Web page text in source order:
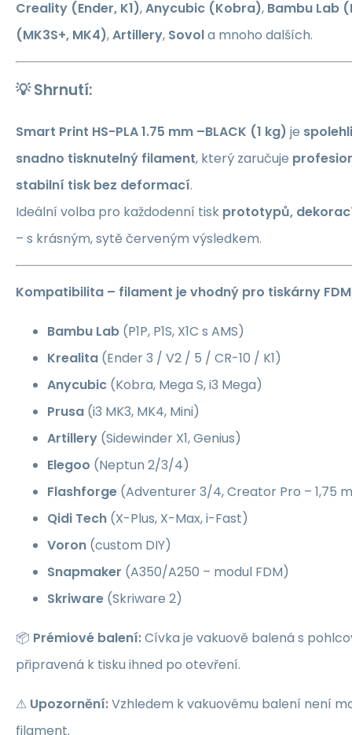
Creality (Ender, K1),Anycubic (Kobra), Bambu Lab
(MK3S+, MK4),Artillery, Sovola mnoho dalších.
💡Shrnutí:
Smart Print HS-PLA 1.75 mm –BLACK (1 kg) je
snadno tisknutelný filament, který zaručuje
stabilní tisk bez deformací.
Ideální volba pro každodenní tisk prototypů,
– s krásným, sytě červeným výsledkem.
Kompatibilita – filament je vhodný pro tiskárny
Bambu Lab (P1P, P1S, X1C s AMS)
Krealita (Ender 3 / V2 / 5 / CR-10 / K1)
Anycubic (Kobra, Mega S, i3 Mega)
Prusa (i3 MK3, MK4, Mini)
Artillery (Sidewinder X1, Genius)
Elegoo (Neptun 2/3/4)
Flashforge (Adventurer 3/4, Creator Pro – 1,75
Qidi Tech (X-Plus, X-Max, i-Fast)
Voron (custom DIY)
Snapmaker (A350/A250 – modul FDM)
Skriware (Skriware 2)
📦 Prémiové balení:Cívka je vakuově balená s
připravená k tisku ihned po otevření.
⚠ Upozornění:Vzhledem k vakuovému balení není
filament.